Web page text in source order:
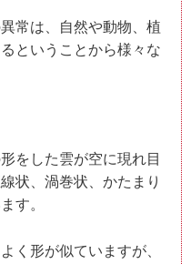
常は、自然や動物、植
ということから様々な
をした雲が空に現れ目
状、渦巻状、かたまり
す。
く形が似ていますが、